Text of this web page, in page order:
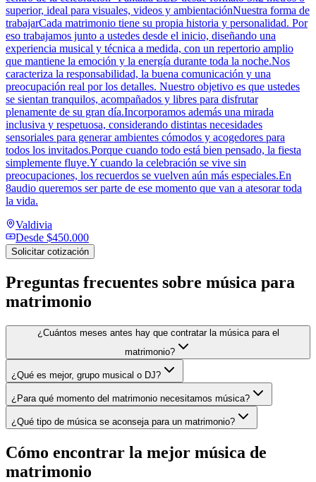
superior, ideal para visuales, videos y ambientaciónNuestra forma de
trabajarCada matrimonio tiene su propia historia y personalidad. Por
eso trabajamos junto a ustedes desde el inicio, diseñando una
experiencia musical y técnica a medida, con un repertorio amplio
que mantiene la emoción y la energía durante toda la noche.Nos
caracteriza la responsabilidad, la buena comunicación y una
preocupación real por los detalles. Nuestro objetivo es que ustedes
se sientan tranquilos, acompañados y libres para disfrutar
plenamente de su gran día.Incorporamos además una mirada
inclusiva y respetuosa, considerando distintas necesidades
sensoriales para generar ambientes cómodos y acogedores para
todos los invitados.Porque cuando todo está bien pensado, la fiesta
simplemente fluye.Y cuando la celebración se vive sin
preocupaciones, los recuerdos se vuelven aún más especiales.En
8audio queremos ser parte de ese momento que van a atesorar toda
la vida.
Valdivia
Desde $450.000
Solicitar cotización
Preguntas frecuentes sobre música para
matrimonio
¿Cuántos meses antes hay que contratar la música para el
matrimonio?
¿Qué es mejor, grupo musical o DJ?
¿Para qué momento del matrimonio necesitamos música?
¿Qué tipo de música se aconseja para un matrimonio?
Cómo encontrar la mejor música de
matrimonio